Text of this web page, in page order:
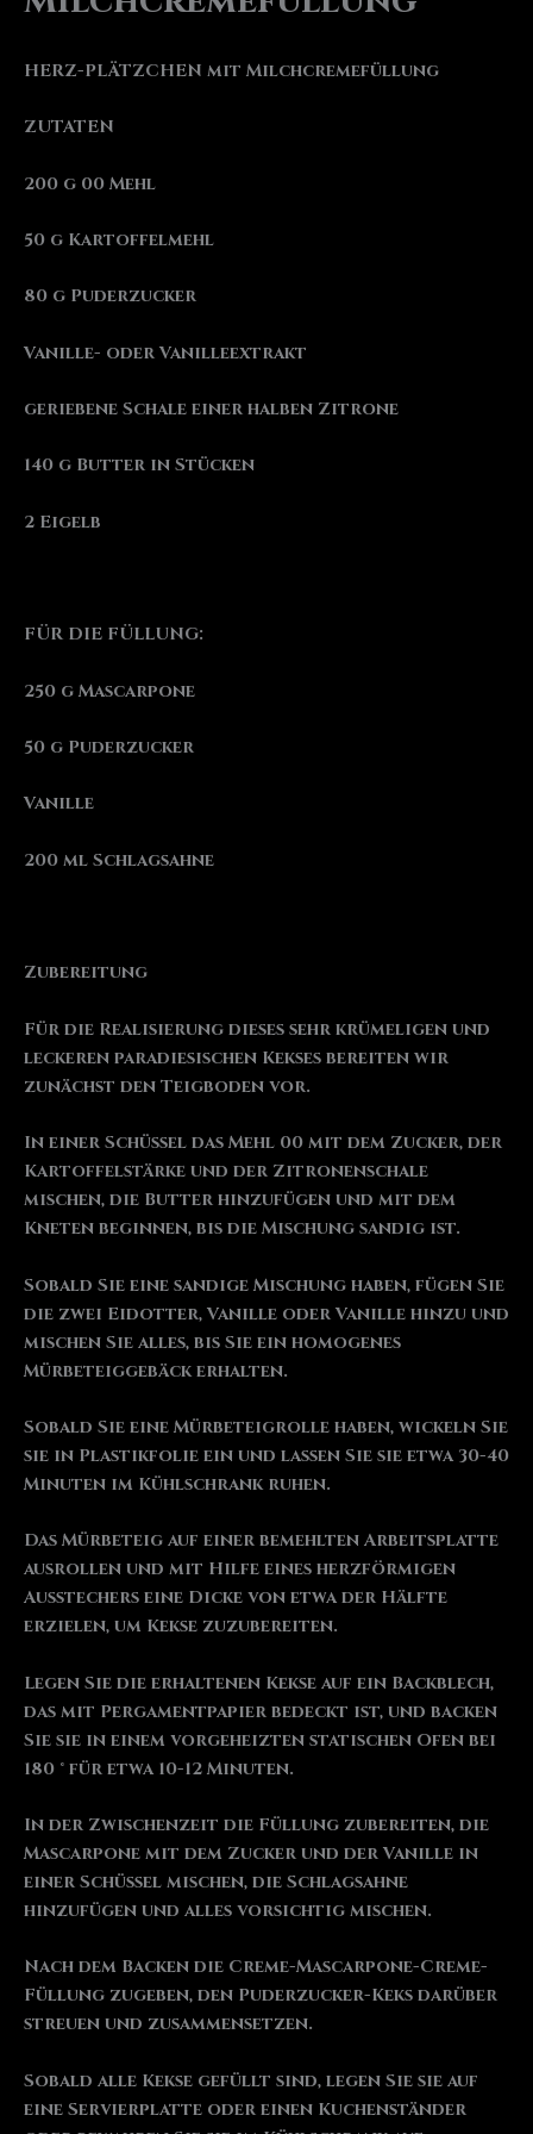
HERZ-PLÄTZCHEN mit Milchcremefüllung
ZUTATEN
200 g 00 Mehl
50 g Kartoffelmehl
80 g Puderzucker
Vanille- oder Vanilleextrakt
geriebene Schale einer halben Zitrone
140 g Butter in Stücken
2 Eigelb
FÜR DIE FÜLLUNG:
250 g Mascarpone
50 g Puderzucker
Vanille
200 ml Schlagsahne
Zubereitung
Für die Realisierung dieses sehr krümeligen und
leckeren paradiesischen Kekses bereiten wir
zunächst den Teigboden vor.
In einer Schüssel das Mehl 00 mit dem Zucker, der
Kartoffelstärke und der Zitronenschale
mischen, die Butter hinzufügen und mit dem
Kneten beginnen, bis die Mischung sandig ist.
Sobald Sie eine sandige Mischung haben, fügen Sie
die zwei Eidotter, Vanille oder Vanille hinzu und
mischen Sie alles, bis Sie ein homogenes
Mürbeteiggebäck erhalten.
Sobald Sie eine Mürbeteigrolle haben, wickeln Sie
sie in Plastikfolie ein und lassen Sie sie etwa 30-40
Minuten im Kühlschrank ruhen.
Das Mürbeteig auf einer bemehlten Arbeitsplatte
ausrollen und mit Hilfe eines herzförmigen
Ausstechers eine Dicke von etwa der Hälfte
erzielen, um Kekse zuzubereiten.
Legen Sie die erhaltenen Kekse auf ein Backblech,
das mit Pergamentpapier bedeckt ist, und backen
Sie sie in einem vorgeheizten statischen Ofen bei
180 ° für etwa 10-12 Minuten.
In der Zwischenzeit die Füllung zubereiten, die
Mascarpone mit dem Zucker und der Vanille in
einer Schüssel mischen, die Schlagsahne
hinzufügen und alles vorsichtig mischen.
Nach dem Backen die Creme-Mascarpone-Creme-
Füllung zugeben, den Puderzucker-Keks darüber
streuen und zusammensetzen.
Sobald alle Kekse gefüllt sind, legen Sie sie auf
eine Servierplatte oder einen Kuchenständer